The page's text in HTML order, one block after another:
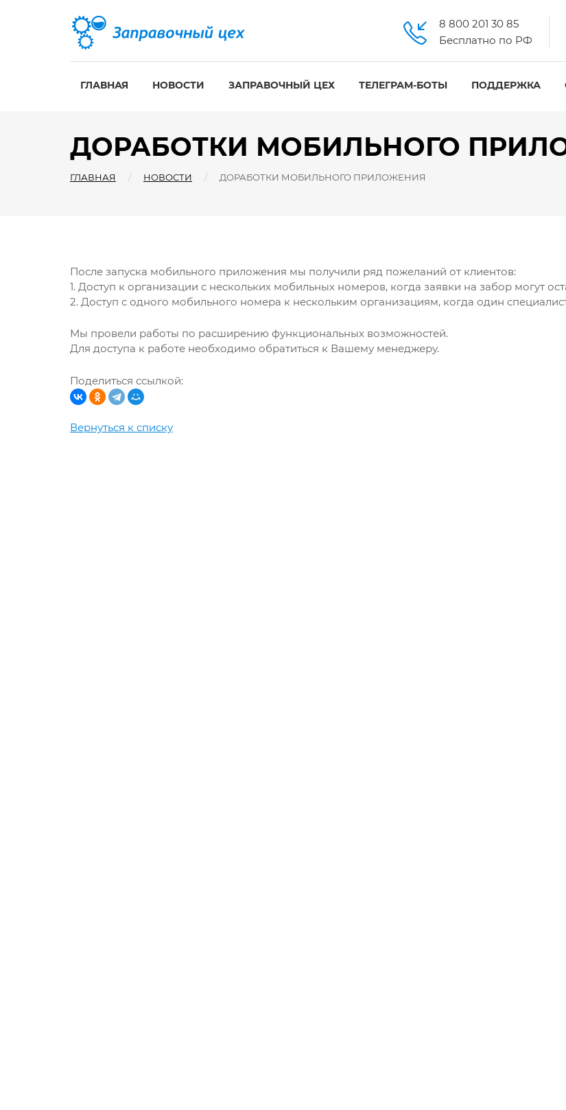
8 800 201 30 85
Бесплатно по РФ
ГЛАВНАЯ НОВОСТИ ЗАПРАВОЧНЫЙ ЦЕХ ТЕЛЕГРАМ-БОТЫ ПОДДЕРЖКА
ДОРАБОТКИ МОБИЛЬНОГО
ГЛАВНАЯ НОВОСТИ ДОРАБОТКИ МОБИЛЬНОГО ПРИЛОЖЕНИЯ
После запуска мобильного приложения мы получили ряд пожеланий от клиентов:
1. Доступ к организации с нескольких мобильных номеров, когда заявки на забор могут
2. Доступ с одного мобильного номера к нескольким организациям, когда один
Мы провели работы по расширению функциональных возможностей.
Для доступа к работе необходимо обратиться к Вашему менеджеру.
Поделиться ссылкой:
Вернуться к списку